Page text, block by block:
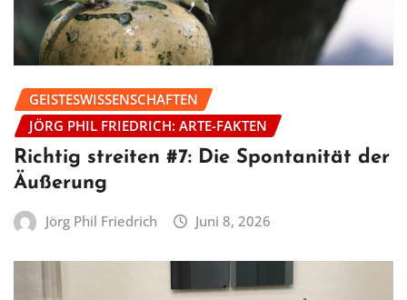
GEISTESWISSENSCHAFTEN
JÖRG PHIL FRIEDRICH: ARTE-FAKTEN
Richtig streiten #7: Die Spontanität der
Äußerung
Jörg Phil Friedrich Juni 8, 2026